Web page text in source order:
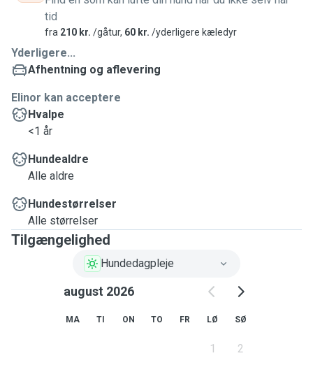
tid
fra 210 kr. /gåtur, 60 kr. /yderligere kæledyr
Yderligere...
Afhentning og aflevering
Elinor kan acceptere
Hvalpe
<1 år
Hundealdre
Alle aldre
Hundestørrelser
Alle størrelser
Tilgængelighed
Hundedagpleje
august 2026
MA TI ON TO FR LØ SØ
1 2